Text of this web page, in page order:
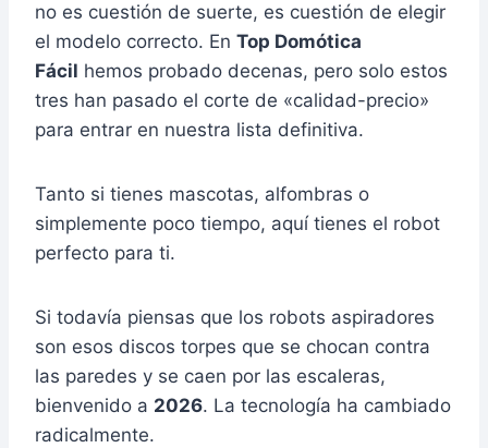
no es cuestión de suerte, es cuestión de elegir
el modelo correcto. En Top Domótica
Fácil hemos probado decenas, pero solo estos
tres han pasado el corte de «calidad-precio»
para entrar en nuestra lista definitiva.
Tanto si tienes mascotas, alfombras o
simplemente poco tiempo, aquí tienes el robot
perfecto para ti.
Si todavía piensas que los robots aspiradores
son esos discos torpes que se chocan contra
las paredes y se caen por las escaleras,
bienvenido a 2026. La tecnología ha cambiado
radicalmente.